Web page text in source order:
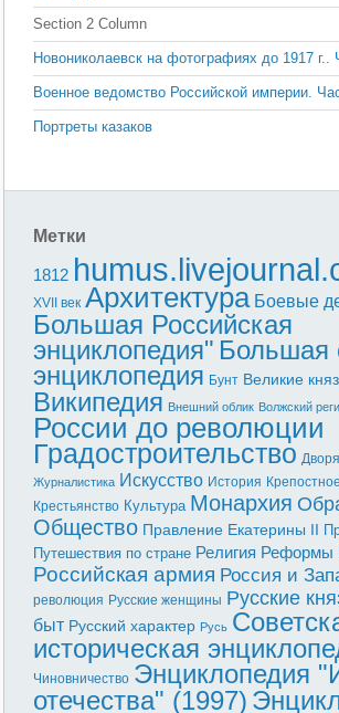
Section 2 Column
Новониколаевск на фотографиях до 1917 г..
Военное ведомство Российской империи.
Портреты казаков
Метки
1812
XVII век Архитектура Боевые
Большая Российская
энциклопедия" Большая
энциклопедия Бунт Великие
Википедия Внешний облик Волжский
России до революции
Градостроительство
Журналистика Искусство История
Крестьянство Культура Монархия
Общество Правление Екатерины II
Путешествия по стране Религия Реформы
Российская армия Россия и
революция Русские женщины Русские
быт Русский характер Русь
историческая
Чиновничество Энциклопедия
отечества" (1997)